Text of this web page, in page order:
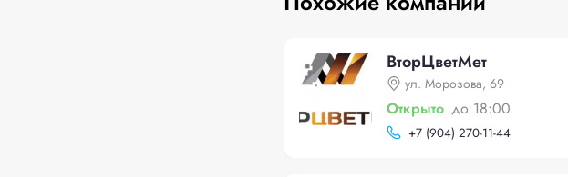
ВторЦветМет
ул. Морозова, 69
Открыто до 18:00
+7 (904) 270-11-44